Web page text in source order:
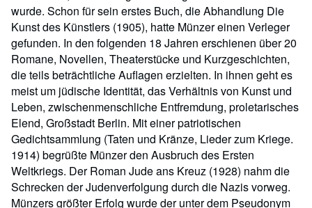
wurde. Schon für sein erstes Buch, die Abhandlung Die
Kunst des Künstlers (1905), hatte Münzer einen Verleger
gefunden. In den folgenden 18 Jahren erschienen über 20
Romane, Novellen, Theaterstücke und Kurzgeschichten,
die teils beträchtliche Auflagen erzielten. In ihnen geht es
meist um jüdische Identität, das Verhältnis von Kunst und
Leben, zwischenmenschliche Entfremdung, proletarisches
Elend, Großstadt Berlin. Mit einer patriotischen
Gedichtsammlung (Taten und Kränze, Lieder zum Kriege.
1914) begrüßte Münzer den Ausbruch des Ersten
Weltkriegs. Der Roman Jude ans Kreuz (1928) nahm die
Schrecken der Judenverfolgung durch die Nazis vorweg.
Münzers größter Erfolg wurde der unter dem Pseudonym